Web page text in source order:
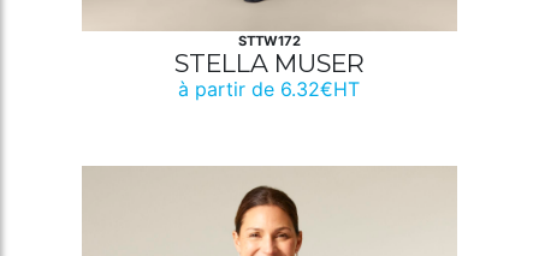
STTW172
STELLA MUSER
à partir de 6.32€HT